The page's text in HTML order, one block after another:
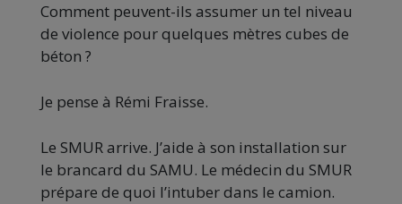
Comment peuvent-ils assumer un tel niveau
de violence pour quelques mètres cubes de
béton ?
Je pense à Rémi Fraisse.
Le SMUR arrive. J’aide à son installation sur
le brancard du SAMU. Le médecin du SMUR
prépare de quoi l’intuber dans le camion.